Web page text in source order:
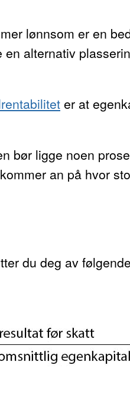
lønnsom er en
alternativ
er at
bør ligge noen
an på hvor
du deg av